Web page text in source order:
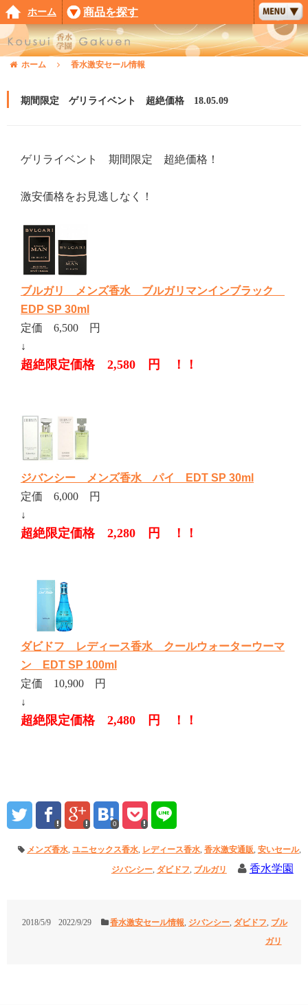
ホーム 商品を探す
ホーム 香水激安セール情報
期間限定 ゲリライベント 超絶価格 18.05.09
ゲリライベント 期間限定 超絶価格！
激安価格をお見逃しなく！
ブルガリ メンズ香水 ブルガリマンインブラック
EDP SP 30ml
定価 6,500 円
↓
超絶限定価格 2,580 円 ！！
ジバンシー メンズ香水 パイ EDT SP 30ml
定価 6,000 円
↓
超絶限定価格 2,280 円 ！！
ダビドフ レディース香水 クールウォーターウーマ
ン EDT SP 100ml
定価 10,900 円
↓
超絶限定価格 2,480 円 ！！
0
メンズ香水, ユニセックス香水, レディース香水, 香水激安通販, 安いセール,
ジバンシー, ダビドフ, ブルガリ 香水学園
2018/5/9 2022/9/29 香水激安セール情報, ジバンシー, ダビドフ, ブル
ガリ